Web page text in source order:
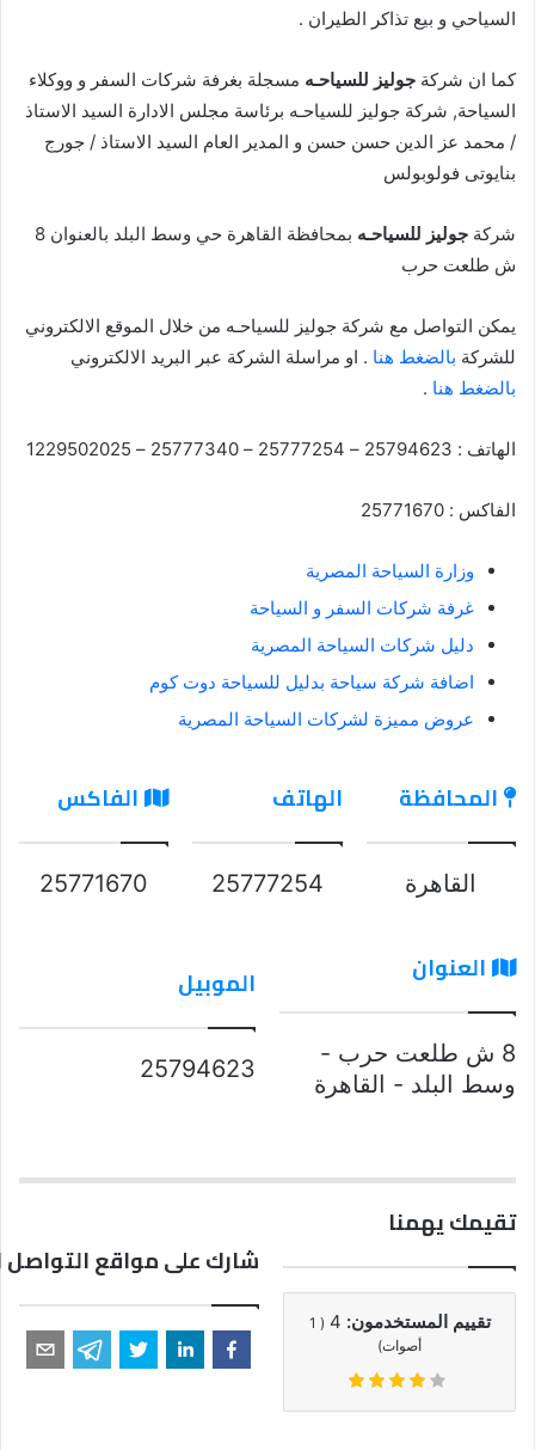
السياحي و بيع تذاكر الطيران .
كما ان شركة جوليز للسياحـه مسجلة بغرفة شركات السفر و ووكلاء
السياحة, شركة جوليز للسياحـه برئاسة مجلس الادارة السيد الاستاذ
/ محمد عز الدين حسن حسن و المدير العام السيد الاستاذ / جورج
بنايوتى فولوبولس
شركة جوليز للسياحـه
بمحافظة القاهرة حي وسط البلد بالعنوان 8
ش طلعت حرب
يمكن التواصل مع شركة جوليز للسياحـه من خلال الموقع الالكتروني
للشركة بالضغط هنا . او مراسلة الشركة عبر البريد الالكتروني
بالضغط هنا .
الهاتف : 25794623 – 25777254 – 25777340 – 1229502025
الفاكس : 25771670
وزارة السياحة المصرية
غرفة شركات السفر و السياحة
دليل شركات السياحة المصرية
اضافة شركة سياحة بدليل للسياحة دوت كوم
عروض مميزة لشركات السياحة المصرية
المحافظة
القاهرة
الهاتف
25777254
الفاكس
25771670
العنوان
8 ش طلعت حرب -
وسط البلد - القاهرة
الموبيل
25794623
تقيمك يهمنا
تقييم المستخدمون: 4
(
1
أصوات)
شارك على مواقع التواصل